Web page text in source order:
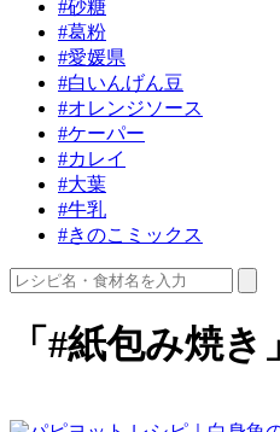
#砂糖
#葛粉
#愛媛県
#白いんげん豆
#オレンジソース
#ケーパー
#カレイ
#大葉
#牛乳
#きのこミックス
「#紙包み焼